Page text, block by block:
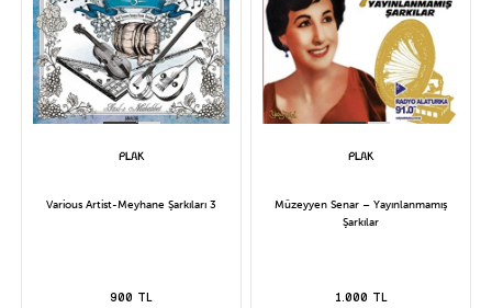
Various Artist-Meyhane Şarkıları 3
900 TL
Müzeyyen Senar – Yayınlanmamış
Şarkılar
1.000 TL